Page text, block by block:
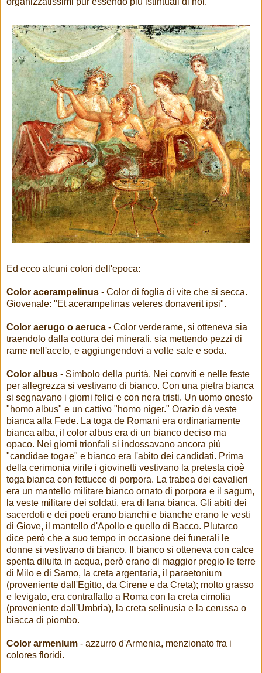
Ed ecco alcuni colori dell'epoca:
Color acerampelinus - Color di foglia di vite che si secca.
Giovenale: "Et acerampelinas veteres donaverit ipsi".
Color aerugo o aeruca - Color verderame, si otteneva sia
traendolo dalla cottura dei minerali, sia mettendo pezzi di
rame nell'aceto, e aggiungendovi a volte sale e soda.
Color albus - Simbolo della purità. Nei conviti e nelle feste
per allegrezza si vestivano di bianco. Con una pietra bianca
si segnavano i giorni felici e con nera tristi. Un uomo onesto
"homo albus" e un cattivo "homo niger." Orazio dà veste
bianca alla Fede. La toga de Romani era ordinariamente
bianca alba, il color albus era di un bianco deciso ma
opaco. Nei giorni trionfali si indossavano ancora più
"candidae togae" e bianco era l'abito dei candidati. Prima
della cerimonia virile i giovinetti vestivano la pretesta cioè
toga bianca con fettucce di porpora. La trabea dei cavalieri
era un mantello militare bianco ornato di porpora e il sagum,
la veste militare dei soldati, era di lana bianca. Gli abiti dei
sacerdoti e dei poeti erano bianchi e bianche erano le vesti
di Giove, il mantello d'Apollo e quello di Bacco. Plutarco
dice però che a suo tempo in occasione dei funerali le
donne si vestivano di bianco. Il bianco si otteneva con calce
spenta diluita in acqua, però erano di maggior pregio le terre
di Milo e di Samo, la creta argentaria, il paraetonium
(proveniente dall'Egitto, da Cirene e da Creta); molto grasso
e levigato, era contraffatto a Roma con la creta cimolia
(proveniente dall'Umbria), la creta selinusia e la cerussa o
biacca di piombo.
Color armenium - azzurro d'Armenia, menzionato fra i
colores floridi.